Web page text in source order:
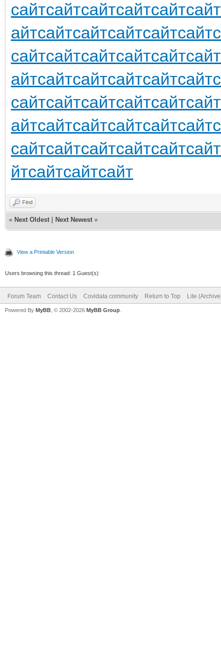
сайтсайтсайтсайтсайтсайт
айтсайтсайтсайтсайтсайт
сайтсайтсайтсайтсайтсайт
айтсайтсайтсайтсайтсайт
сайтсайтсайтсайтсайтсайт
айтсайтсайтсайтсайтсайт
сайтсайтсайтсайтсайтсайт
йтсайтсайтсайт
Find
« Next Oldest Next Newest »
View a Printable Version
Users browsing this thread: 1 Guest(s)
Forum Team Contact Us Covidata community Return to Top Lite
Powered By MyBB , © 2002-2026 MyBB Group